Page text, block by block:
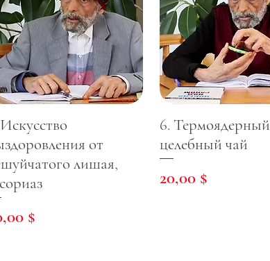
от
лишая,
$
6. Термоядерный
целебный чай
Цена
20,00 $